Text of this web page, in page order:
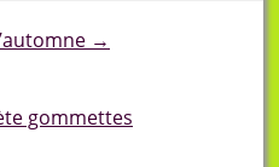
→
gommettes